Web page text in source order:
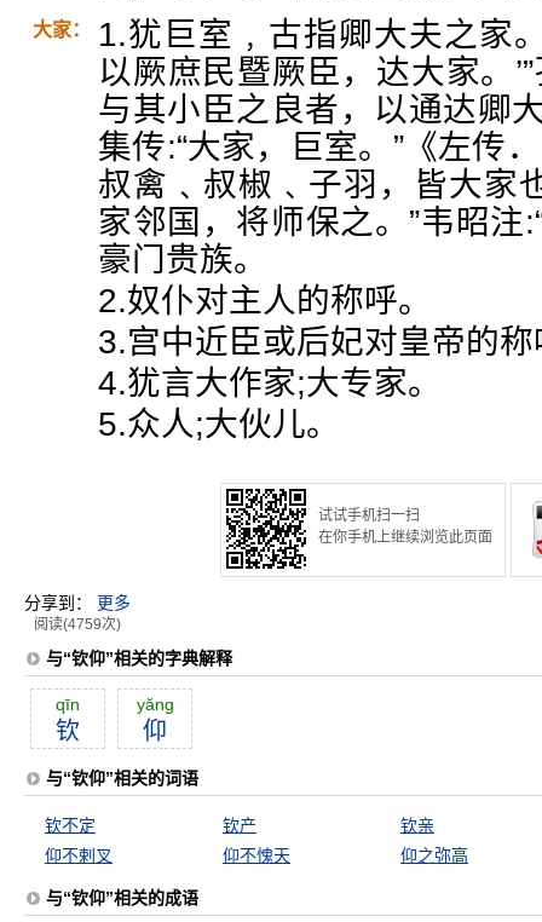
大家：
1.犹巨室﹐古指卿大夫之家
以厥庶民暨厥臣，达大家。
与其小臣之良者，以通达卿
集传:“大家，巨室。”《左传
叔禽﹑叔椒﹑子羽，皆大家
家邻国，将师保之。”韦昭注
豪门贵族。
2.奴仆对主人的称呼。
3.宫中近臣或后妃对皇帝的称
4.犹言大作家;大专家。
5.众人;大伙儿。
试试手机扫一扫
在你手机上继续浏览此页面
分享到： 更多
阅读(4759次)
与“钦仰”相关的字典解释
qīn
钦
yăng
仰
与“钦仰”相关的词语
钦不定 钦产
钦亲
仰不剌叉
仰不愧天 仰之弥高
与“钦仰”相关的成语